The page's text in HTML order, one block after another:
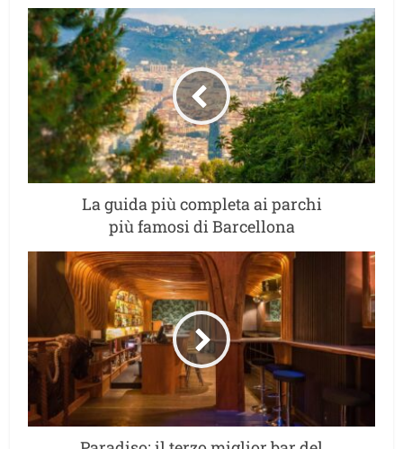
La guida più completa ai parchi
più famosi di Barcellona